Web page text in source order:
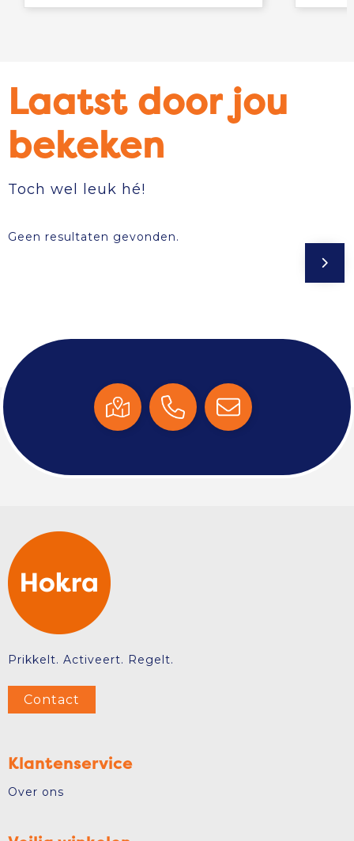
Laatst door jou
bekeken
Toch wel leuk hé!
Geen resultaten gevonden.
Prikkelt. Activeert. Regelt.
Contact
Klantenservice
Over ons